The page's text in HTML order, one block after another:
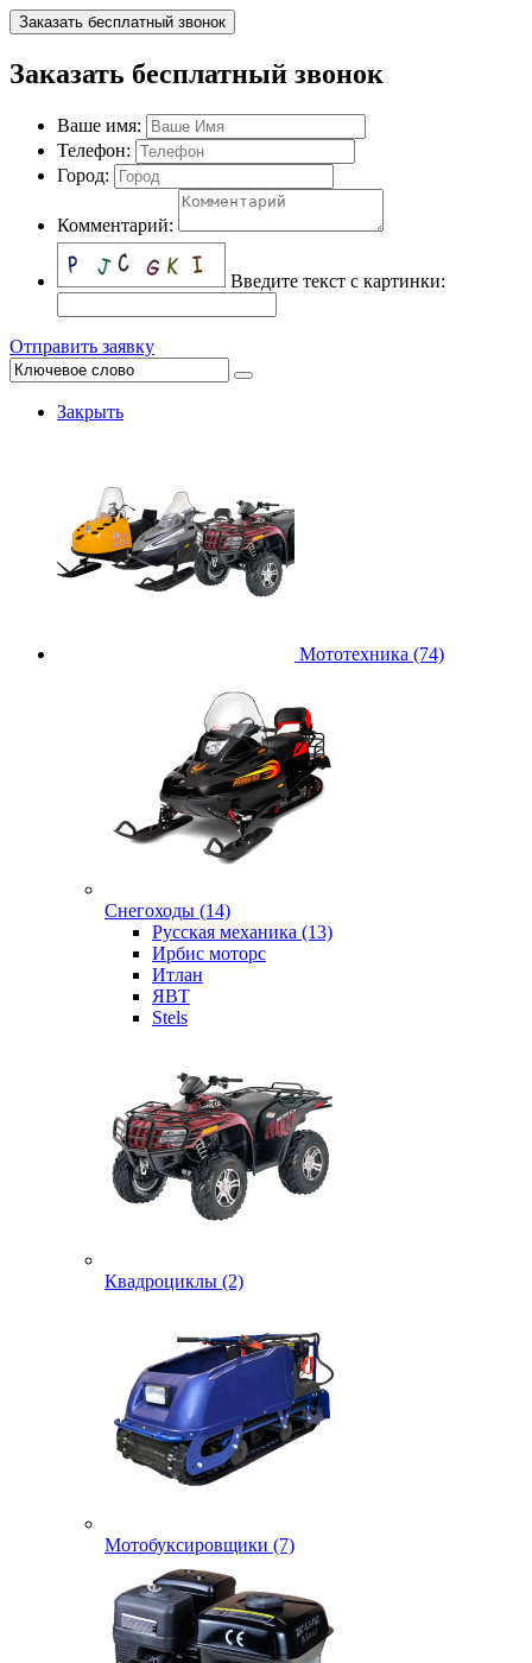
Заказать бесплатный звонок
Заказать бесплатный звонок
Ваше имя:
Телефон:
Город:
Комментарий:
Введите текст с картинки:
Отправить заявку
Закрыть
Мототехника (74)
Снегоходы (14)
Русская механика (13)
Ирбис моторс
Итлан
ЯВТ
Stels
Квадроциклы (2)
Мотобуксировщики (7)